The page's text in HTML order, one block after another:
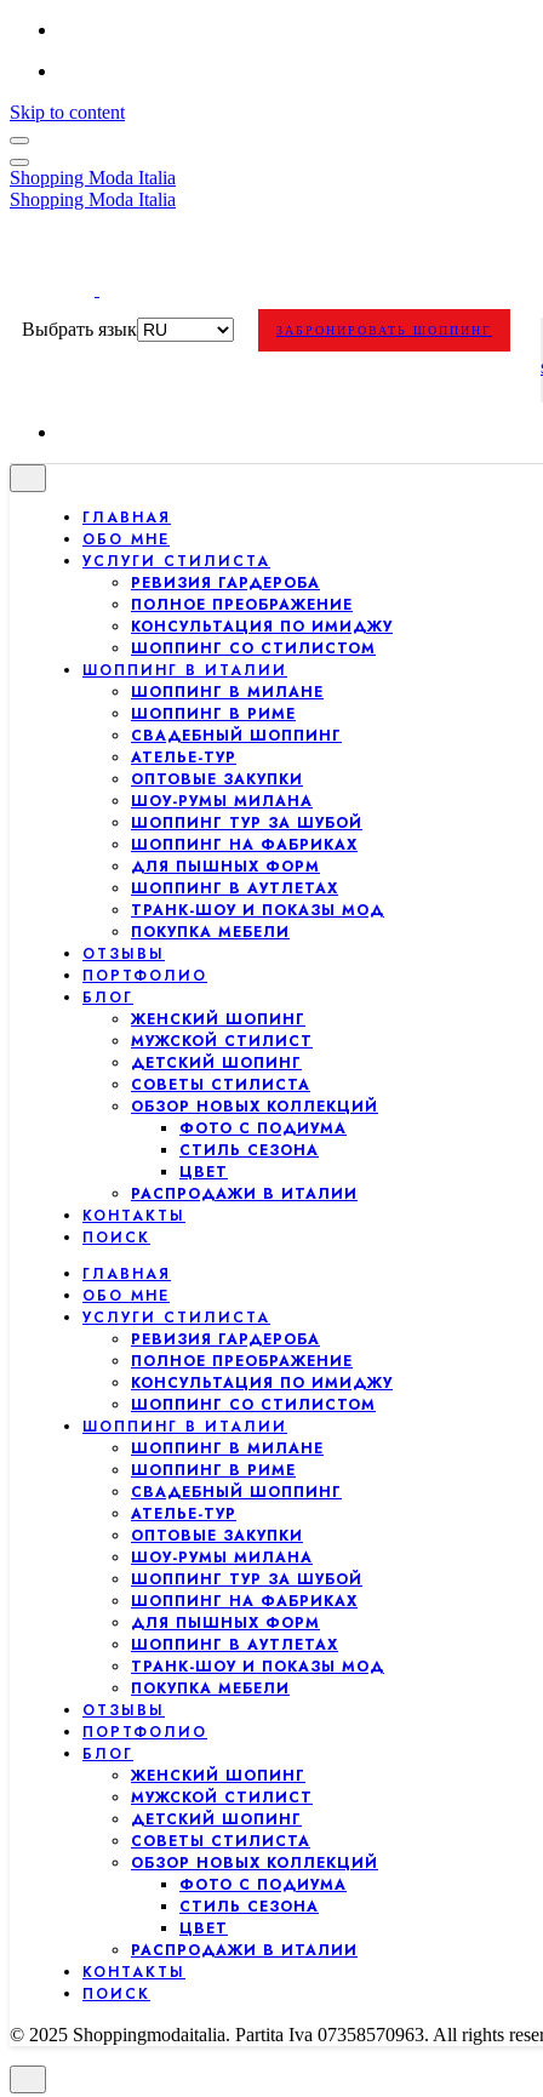
Skip to content
Shopping Moda Italia
Shopping Moda Italia
Выбрать язык ЗАБРОНИРОВАТЬ ШОППИНГ
ГЛАВНАЯ
ОБО МНЕ
УСЛУГИ СТИЛИСТА
РЕВИЗИЯ ГАРДЕРОБА
ПОЛНОЕ ПРЕОБРАЖЕНИЕ
КОНСУЛЬТАЦИЯ ПО ИМИДЖУ
ШОППИНГ СО СТИЛИСТОМ
ШОППИНГ В ИТАЛИИ
ШОППИНГ В МИЛАНЕ
ШОППИНГ В РИМЕ
СВАДЕБНЫЙ ШОППИНГ
АТЕЛЬЕ-ТУР
ОПТОВЫЕ ЗАКУПКИ
ШОУ-РУМЫ МИЛАНА
ШОППИНГ ТУР ЗА ШУБОЙ
ШОППИНГ НА ФАБРИКАХ
ДЛЯ ПЫШНЫХ ФОРМ
ШОППИНГ В АУТЛЕТАХ
ТРАНК-ШОУ И ПОКАЗЫ МОД
ПОКУПКА МЕБЕЛИ
ОТЗЫВЫ
ПОРТФОЛИО
БЛОГ
ЖЕНСКИЙ ШОПИНГ
МУЖСКОЙ СТИЛИСТ
ДЕТСКИЙ ШОПИНГ
СОВЕТЫ СТИЛИСТА
ОБЗОР НОВЫХ КОЛЛЕКЦИЙ
ФОТО С ПОДИУМА
СТИЛЬ СЕЗОНА
ЦВЕТ
РАСПРОДАЖИ В ИТАЛИИ
КОНТАКТЫ
ПОИСК
ГЛАВНАЯ
ОБО МНЕ
УСЛУГИ СТИЛИСТА
РЕВИЗИЯ ГАРДЕРОБА
ПОЛНОЕ ПРЕОБРАЖЕНИЕ
КОНСУЛЬТАЦИЯ ПО ИМИДЖУ
ШОППИНГ СО СТИЛИСТОМ
ШОППИНГ В ИТАЛИИ
ШОППИНГ В МИЛАНЕ
ШОППИНГ В РИМЕ
СВАДЕБНЫЙ ШОППИНГ
АТЕЛЬЕ-ТУР
ОПТОВЫЕ ЗАКУПКИ
ШОУ-РУМЫ МИЛАНА
ШОППИНГ ТУР ЗА ШУБОЙ
ШОППИНГ НА ФАБРИКАХ
ДЛЯ ПЫШНЫХ ФОРМ
ШОППИНГ В АУТЛЕТАХ
ТРАНК-ШОУ И ПОКАЗЫ МОД
ПОКУПКА МЕБЕЛИ
ОТЗЫВЫ
ПОРТФОЛИО
БЛОГ
ЖЕНСКИЙ ШОПИНГ
МУЖСКОЙ СТИЛИСТ
ДЕТСКИЙ ШОПИНГ
СОВЕТЫ СТИЛИСТА
ОБЗОР НОВЫХ КОЛЛЕКЦИЙ
ФОТО С ПОДИУМА
СТИЛЬ СЕЗОНА
ЦВЕТ
РАСПРОДАЖИ В ИТАЛИИ
КОНТАКТЫ
ПОИСК
© 2025 Shoppingmodaitalia. Partita Iva 07358570963. All rights